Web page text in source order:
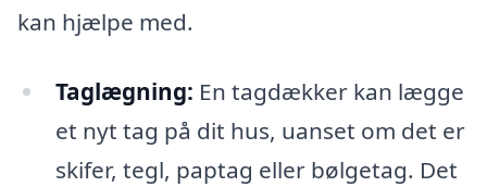
kan hjælpe med.
Taglægning: En tagdækker kan lægge
et nyt tag på dit hus, uanset om det er
skifer, tegl, paptag eller bølgetag. Det